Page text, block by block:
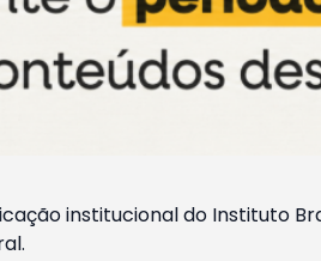
institucional do Instituto